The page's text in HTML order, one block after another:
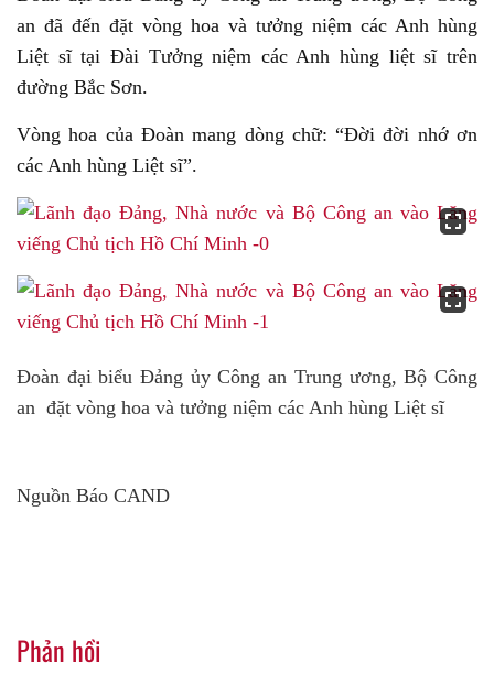
an đã đến đặt vòng hoa và tưởng niệm các Anh hùng
Liệt sĩ tại Đài Tưởng niệm các Anh hùng liệt sĩ trên
đường Bắc Sơn.
Vòng hoa của Đoàn mang dòng chữ: “Đời đời nhớ ơn
các Anh hùng Liệt sĩ”.
Đoàn đại biểu Đảng ủy Công an Trung ương, Bộ Công
an đặt vòng hoa và tưởng niệm các Anh hùng Liệt sĩ
Nguồn Báo CAND
Phản hồi